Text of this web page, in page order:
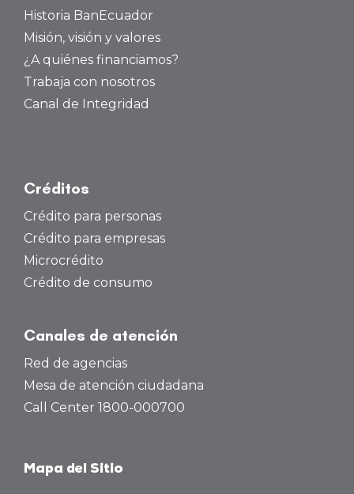
Historia BanEcuador
Misión, visión y valores
¿A quiénes financiamos?
Trabaja con nosotros
Canal de Integridad
Créditos
Crédito para personas
Crédito para empresas
Microcrédito
Crédito de consumo
Canales de atención
Red de agencias
Mesa de atención ciudadana
Call Center 1800-000700
Mapa del Sitio